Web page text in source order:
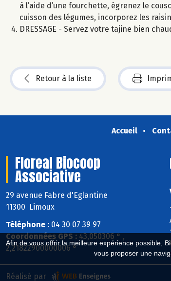
Afin de vous offrir la meilleure expérience possible,
vous proposer une
à l’aide d’une fourchette, égrenez le
cuisson des légumes, incorporez les
DRESSAGE - Servez votre tajine bien
Retour à la liste
Accueil
Floreal Biocoop
Associative
29 avenue Fabre d'Eglantine
11300 Limoux
Téléphone : 04 30 07 39 97
Coordonnées GPS : 43,050306 ° ,
2,21822900000006 °
Réalisé par